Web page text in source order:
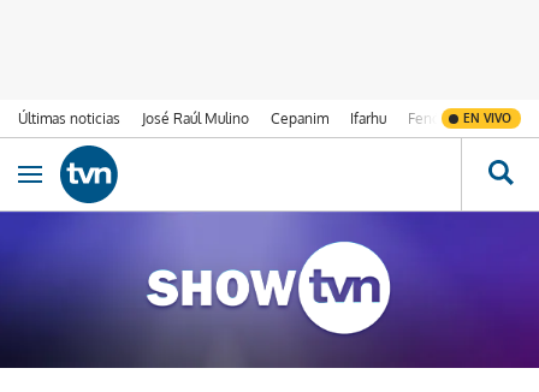
Últimas noticias José Raúl Mulino Cepanim Ifarhu Fenómeno de El
EN VIVO
Ir al contenido
Obrir navegació